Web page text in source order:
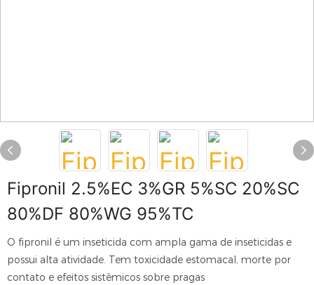
Fipronil 2.5%EC 3%GR 5%SC 20%SC
80%DF 80%WG 95%TC
O fipronil é um inseticida com ampla gama de inseticidas e
possui alta atividade. Tem toxicidade estomacal, morte por
contato e efeitos sistêmicos sobre pragas